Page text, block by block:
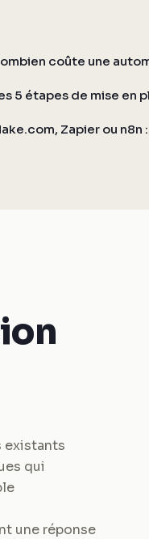
coûte une
5 étapes de mise en
Zapier ou n8n
existants
qui
une réponse